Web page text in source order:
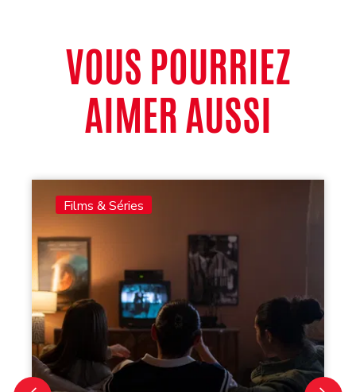
VOUS POURRIEZ
AIMER AUSSI
Films & Séries